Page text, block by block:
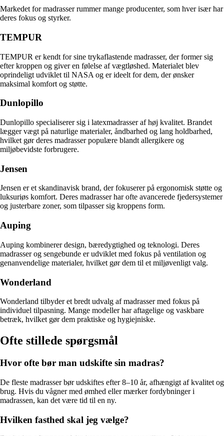
Markedet for madrasser rummer mange producenter, som hver især har
deres fokus og styrker.
TEMPUR
TEMPUR er kendt for sine trykaflastende madrasser, der former sig
efter kroppen og giver en følelse af vægtløshed. Materialet blev
oprindeligt udviklet til NASA og er ideelt for dem, der ønsker
maksimal komfort og støtte.
Dunlopillo
Dunlopillo specialiserer sig i latexmadrasser af høj kvalitet. Brandet
lægger vægt på naturlige materialer, åndbarhed og lang holdbarhed,
hvilket gør deres madrasser populære blandt allergikere og
miljøbevidste forbrugere.
Jensen
Jensen er et skandinavisk brand, der fokuserer på ergonomisk støtte og
luksuriøs komfort. Deres madrasser har ofte avancerede fjedersystemer
og justerbare zoner, som tilpasser sig kroppens form.
Auping
Auping kombinerer design, bæredygtighed og teknologi. Deres
madrasser og sengebunde er udviklet med fokus på ventilation og
genanvendelige materialer, hvilket gør dem til et miljøvenligt valg.
Wonderland
Wonderland tilbyder et bredt udvalg af madrasser med fokus på
individuel tilpasning. Mange modeller har aftagelige og vaskbare
betræk, hvilket gør dem praktiske og hygiejniske.
Ofte stillede spørgsmål
Hvor ofte bør man udskifte sin madras?
De fleste madrasser bør udskiftes efter 8–10 år, afhængigt af kvalitet og
brug. Hvis du vågner med ømhed eller mærker fordybninger i
madrassen, kan det være tid til en ny.
Hvilken fasthed skal jeg vælge?